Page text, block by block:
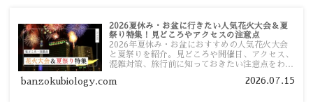
2026夏休み・お盆に行きたい人気花火大会＆夏
祭り特集！見どころやアクセスの注意点
2026年夏休み・お盆におすすめの人気花火大会
と夏祭りを紹介。見どころや開催日、アクセス、
混雑対策、旅行前に知っておきたい注意点をわか
banzokubiology.com 2026.07.15